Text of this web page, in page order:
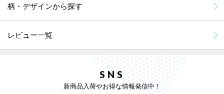
柄・デザインから探す
レビュー一覧
SNS
新商品入荷やお得な情報発信中！